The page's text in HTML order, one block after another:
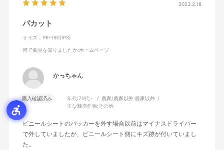
2023.2.18
パカット
サイズ：PK-190(IPS)
何で商品を知りましたか:ホームページ
かっちゃん
購入確認済み 年代:70代～ 農家/農家以外:農家以外
主な栽培作物:その他
ビニールシートのパッカーを外す場合以前はマイナスドライバー
で外していましたが、ビニールシート側にキズ跡が付いていまし
た。